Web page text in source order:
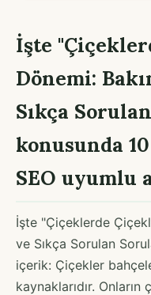
İşte
Dönemi:
Sıkça
konusunda
SEO uyumlu
İşte "Çiçeklerde
ve Sıkça Sorulan
içerik: Çiçekler
kaynaklarıdır.